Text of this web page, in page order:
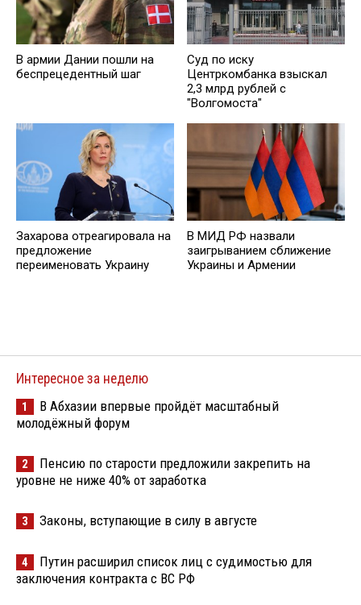
В армии Дании пошли на
беспрецедентный шаг
Суд по иску
Центркомбанка взыскал
2,3 млрд рублей с
"Волгомоста"
Захарова отреагировала на
предложение
переименовать Украину
В МИД РФ назвали
заигрыванием сближение
Украины и Армении
Интересное за неделю
1
В Абхазии впервые пройдёт масштабный
молодёжный форум
2
Пенсию по старости предложили закрепить на
уровне не ниже 40% от заработка
3 Законы, вступающие в силу в августе
4
Путин расширил список лиц с судимостью для
заключения контракта с ВС РФ